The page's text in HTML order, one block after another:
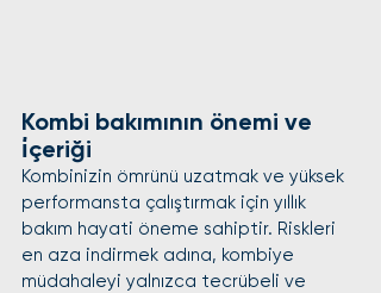
Kombi bakımının önemi ve
i̇çeriği
Kombinizin ömrünü uzatmak ve yüksek
performansta çalıştırmak için yıllık
bakım hayati öneme sahiptir. Riskleri
en aza indirmek adına, kombiye
müdahaleyi yalnızca tecrübeli ve